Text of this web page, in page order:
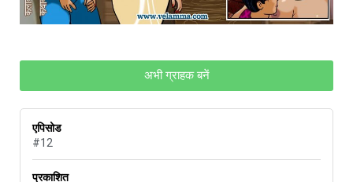
अभी ग्राहक बनें
एपिसोड
#12
प्रकाशित